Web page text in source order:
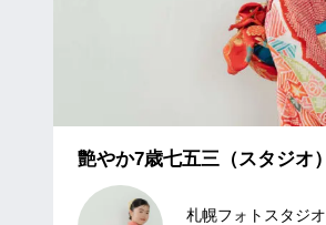
艶やか7歳七五三（スタジオ）
札幌フォトスタジオ